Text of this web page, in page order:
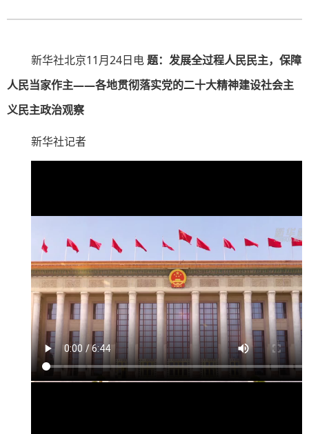
新华社北京11月24日电题：发展全过程人民民主，保障
人民当家作主——各地贯彻落实党的二十大精神建设社会主
义民主政治观察
新华社记者